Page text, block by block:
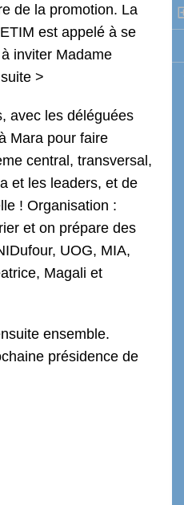
de la promotion. La
est appelé à se
inviter Madame
>
avec les déléguées
Mara pour faire
central, transversal,
et les leaders, et de
! Organisation :
et on prépare des
UOG, MIA,
Magali et
ensemble.
présidence de